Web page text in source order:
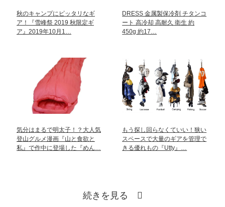
秋のキャンプにピッタリなギ
ア！『雪峰祭 2019 秋限定ギ
ア』2019年10月1…
DRESS 金属製保冷剤 チタンコ
ート 高冷却 高耐久 衛生 約
450g 約17…
気分はまるで明太子！？大人気
登山グルメ漫画『山と食欲と
私』で作中に登場した『めん…
もう探し回らなくていい！狭い
スペースで大量のギアを管理で
きる優れもの『Utty』…
続きを見る